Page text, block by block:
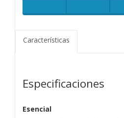
Características
Especificaciones
Esencial